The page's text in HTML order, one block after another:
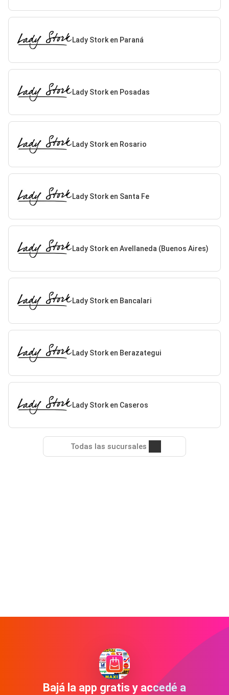
Lady Stork en Paraná
Lady Stork en Posadas
Lady Stork en Rosario
Lady Stork en Santa Fe
Lady Stork en Avellaneda (Buenos Aires)
Lady Stork en Bancalari
Lady Stork en Berazategui
Lady Stork en Caseros
Todas las sucursales
Bajá la app gratis y accedé a